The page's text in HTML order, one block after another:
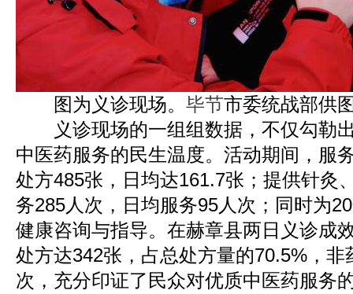
图为义诊现场。 毕节市委统战部供
义诊现场的一组组数据，不仅勾勒
中医药服务的民生温度。活动期间，服
处方485张，日均达161.7张；提供针灸
务285人次，日均服务95人次；同时为
健康咨询与指导。在赫章县两日义诊成
处方达342张，占总处方量的70.5%，非
次，充分印证了民众对优质中医药服务